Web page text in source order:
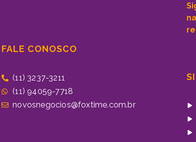
FALE CONOSCO
(11) 3237-3211
(11) 94059-7718
novosnegocios@foxtime.com.br